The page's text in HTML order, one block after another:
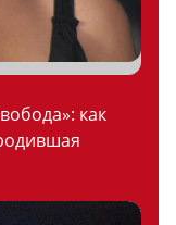
как